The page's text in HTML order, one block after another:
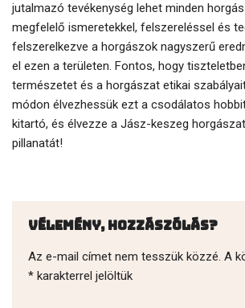
jutalmazó tevékenység lehet minden
megfelelő ismeretekkel, felszereléssel és
felszerelkezve a horgászok nagyszerű
el ezen a területen. Fontos, hogy
természetet és a horgászat etikai
módon élvezhessük ezt a csodálatos
kitartó, és élvezze a Jász-keszeg
pillanatát!
Vélemény, hozzászólás?
Az e-mail címet nem tesszük közzé. A
* karakterrel jelöltük